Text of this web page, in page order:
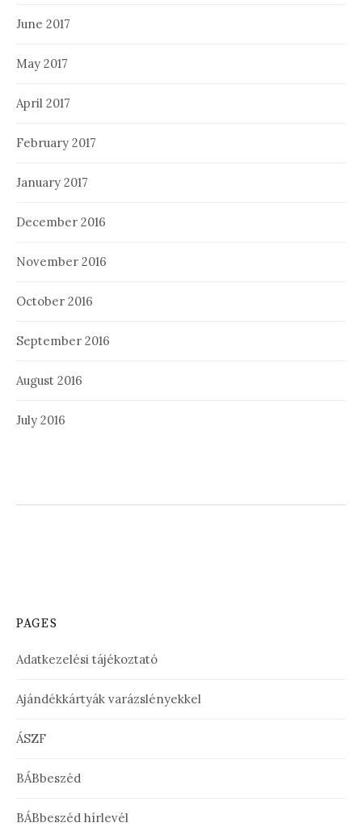
June 2017
May 2017
April 2017
February 2017
January 2017
December 2016
November 2016
October 2016
September 2016
August 2016
July 2016
PAGES
Adatkezelési tájékoztató
Ajándékkártyák varázslényekkel
ÁSZF
BÁBbeszéd
BÁBbeszéd hírlevél